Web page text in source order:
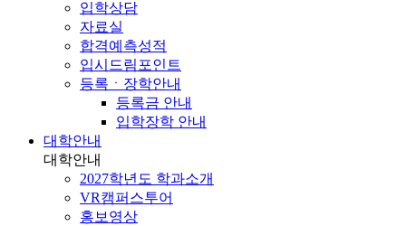
입학상담
자료실
합격예측성적
입시드림포인트
등록ㆍ장학안내
등록금 안내
입학장학 안내
대학안내
대학안내
2027학년도 학과소개
VR캠퍼스투어
홍보영상